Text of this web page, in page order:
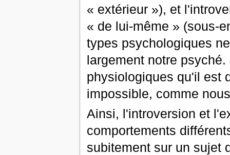
« extérieur »), et
« de lui-même » (sous-
types psychologiques
largement notre
physiologiques qu'il est
impossible, comme
Ainsi, l'introversion et
comportements
subitement sur un sujet